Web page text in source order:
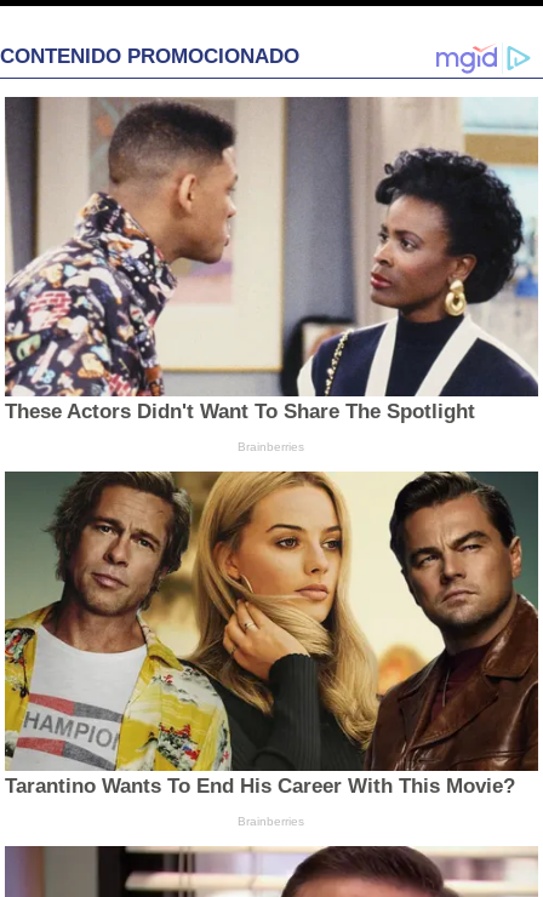
CONTENIDO PROMOCIONADO
These Actors Didn't Want To Share The Spotlight
Brainberries
Tarantino Wants To End His Career With This Movie?
Brainberries